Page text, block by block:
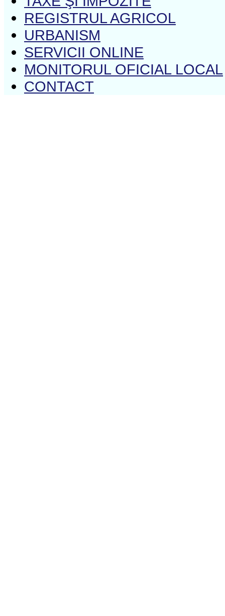
REGISTRUL AGRICOL
URBANISM
SERVICII ONLINE
MONITORUL OFICIAL LOCAL
CONTACT